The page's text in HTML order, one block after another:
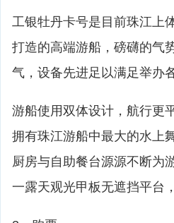
工银牡丹卡号是目前珠江上
打造的高端游船，磅礴的气
气，设备先进足以满足举办
游船使用双体设计，航行更
拥有珠江游船中最大的水上
厨房与自助餐台源源不断为
一露天观光甲板无遮挡平台